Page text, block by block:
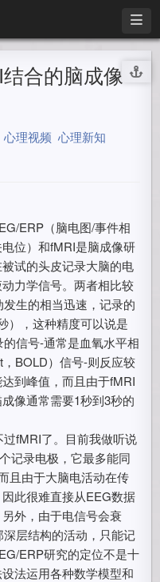
合的脑成像
心理视频 心理新知
ERP（脑电图/事件相
电位）和fMRI是脑成像研
试的头皮记录大脑的电
力学信号。两者相比较
生的相当迅速，记录的
），这种精度可以说是
信号-通常是血氧水平相
BOLD）信号-则反应较
到峰值，而且由于fMRI
像通常需要1秒到3秒的
fMRI了。目前我做听说
记录电极，它最多能同
且由于大脑电活动在传
此很难直接从EEG数据
外，由于电信号会衰
层结构的活动，只能记
ERP研究的定位不是十
法运用各种数学模型和